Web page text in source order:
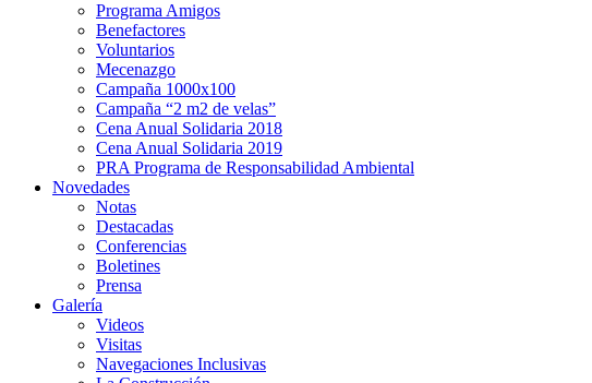
Programa Amigos
Benefactores
Voluntarios
Mecenazgo
Campaña 1000x100
Campaña “2 m2 de velas”
Cena Anual Solidaria 2018
Cena Anual Solidaria 2019
PRA Programa de Responsabilidad Ambiental
Novedades
Notas
Destacadas
Conferencias
Boletines
Prensa
Galería
Videos
Visitas
Navegaciones Inclusivas